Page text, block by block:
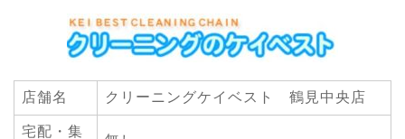
店舗名 クリーニングケイベスト 鶴見中央店
宅配・集